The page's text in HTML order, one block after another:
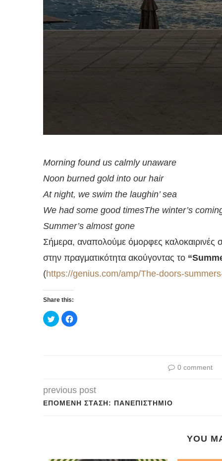
Morning found us calmly unaware
Noon burned gold into our hair
At night, we swim the laughin’ sea
We had some good timesThe winter’s
Summer’s almost gone
Σήμερα, αναπολούμε όμορφες
στην πραγματικότητα ακούγοντας το
(https://genius.com/amp/The-doors-
Share this:
Κλικ
για
κοινοποίηση
Πατήστε
για
0 comment
previous post
ΕΠΌΜΕΝΗ ΣΤΆΣΗ: ΠΑΝΕΠΙΣΤΉΜΙΟ
YOU